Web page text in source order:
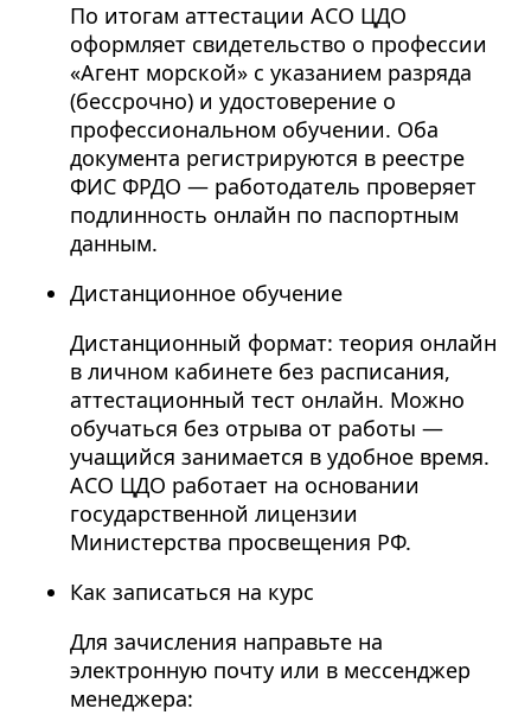
По итогам аттестации АСО ЦДО
оформляет свидетельство о профессии
«Агент морской» с указанием разряда
(бессрочно) и удостоверение о
профессиональном обучении. Оба
документа регистрируются в реестре
ФИС ФРДО — работодатель проверяет
подлинность онлайн по паспортным
данным.
Дистанционное обучение
Дистанционный формат: теория онлайн
в личном кабинете без расписания,
аттестационный тест онлайн. Можно
обучаться без отрыва от работы —
учащийся занимается в удобное время.
АСО ЦДО работает на основании
государственной лицензии
Министерства просвещения РФ.
Как записаться на курс
Для зачисления направьте на
электронную почту или в мессенджер
менеджера: